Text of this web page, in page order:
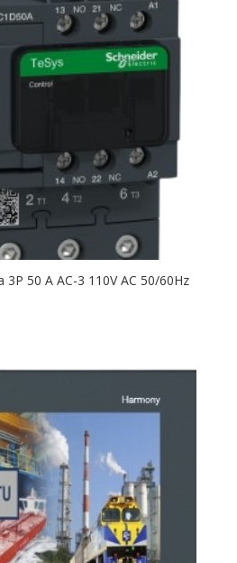
50 A AC-3 110V AC 50/60Hz